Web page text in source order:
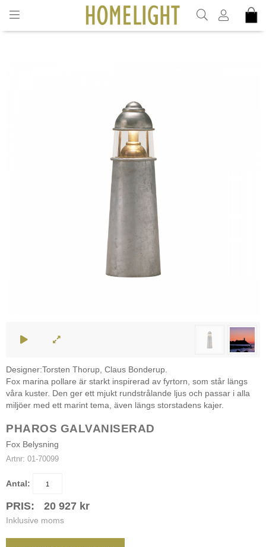
INKL. MOMS
Designer:Torsten Thorup, Claus Bonderup.
Fox marina pollare är starkt inspirerad av fyrtorn, som står längs
våra kuster. Den ger ett mjukt rundstrålande ljus och passar i alla
miljöer med ett marint tema, även längs storstadens kajer.
PHAROS GALVANISERAD
Fox Belysning
Artnr: 01-70099
Antal:
PRIS: 20 927 kr
Inklusive moms